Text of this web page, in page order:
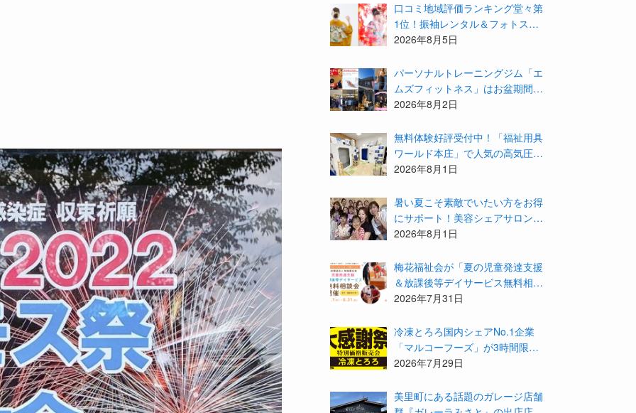
⼝コミ地域評価ランキング堂々第
1位！振袖レンタル＆フォトスタ
ジオ「スタジオマックス」がお得
ン』を開催中！
2026年8月5日
パーソナルトレーニングジム「エ
ムズフィットネス」はお盆期間も
営業！会員様の結果を大公開★
2026年8月2日
無料体験好評受付中！「福祉用具
ワールド本庄」で人気の高気圧酸
素カプセル「O2BOX（30分500
2026年8月1日
暑い夏こそ素敵でいたい方をお得
にサポート！美容シェアサロン
「ラ・ベル・ヴィ」から2026年8
2026年8月1日
梅花福祉会が「夏の児童発達支援
＆放課後等デイサービス無料相談
会」を開催中！お子さまの「でき
か？
2026年7月31日
冷凍とろろ国内シェアNo.1企業
「マルコーフーズ」が3時間限定
の大特価販売イベント『夏の大感
2026年7月29日
美里町にある話題のガレージ店舗